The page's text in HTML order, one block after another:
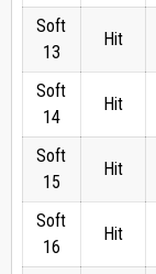
Soft
13
Hit
Soft
14
Hit
Soft
15
Hit
Soft
16
Hit